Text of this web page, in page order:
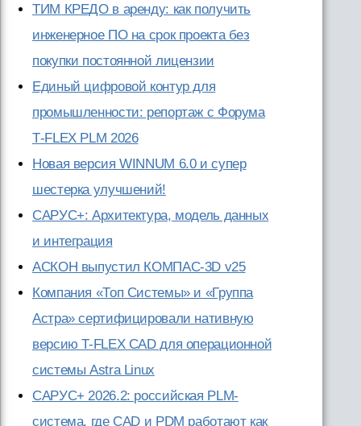
ТИМ КРЕДО в аренду: как получить
инженерное ПО на срок проекта без
покупки постоянной лицензии
Единый цифровой контур для
промышленности: репортаж с Форума
T‑FLEX PLM 2026
Новая версия WINNUM 6.0 и супер
шестерка улучшений!
САРУС+: Архитектура, модель данных
и интеграция
АСКОН выпустил КОМПАС-3D v25
Компания «Топ Системы» и «Группа
Астра» сертифицировали нативную
версию T-FLEX CAD для операционной
системы Astra Linux
САРУС+ 2026.2: российская PLM-
система, где CAD и PDM работают как